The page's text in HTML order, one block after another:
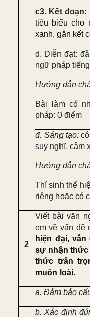
c3. Kết đoạn:
tiêu biểu cho
xanh, gắn kết
d. Diễn đạt:
ngữ pháp
Hướng dẫn
Bài làm có
pháp: 0 điểm
đ. Sáng tạo:
suy nghĩ, cảm
Hướng dẫn
Thí sinh thể
riêng hoặc có
2
Viết bài văn
em về vấn đề
hiện đại,
sự nhận thức
thức trân
muôn loài.
a. Đảm bảo
b. Xác định